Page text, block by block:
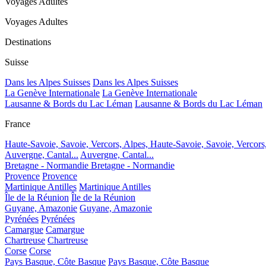
Voyages Adultes
Destinations
Suisse
Dans les Alpes Suisses Dans les Alpes Suisses
La Genève Internationale La Genève Internationale
Lausanne & Bords du Lac Léman Lausanne & Bords du Lac Léman
France
Haute-Savoie, Savoie, Vercors, Alpes, Haute-Savoie, Savoie,
Auvergne, Cantal... Auvergne, Cantal...
Bretagne - Normandie Bretagne - Normandie
Provence Provence
Martinique Antilles Martinique Antilles
Île de la Réunion Île de la Réunion
Guyane, Amazonie Guyane, Amazonie
Pyrénées Pyrénées
Camargue Camargue
Chartreuse Chartreuse
Corse Corse
Pays Basque, Côte Basque Pays Basque, Côte Basque